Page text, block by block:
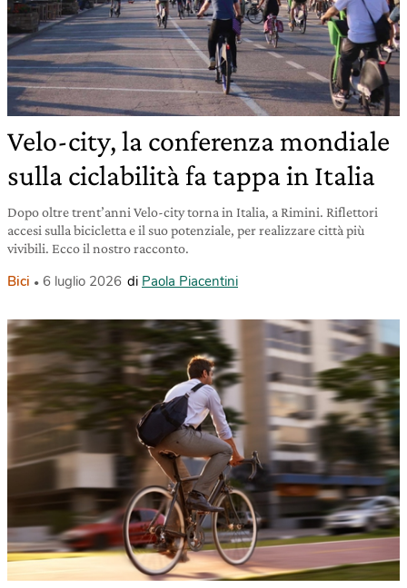
Velo-city, la conferenza mondiale
sulla ciclabilità fa tappa in Italia
Dopo oltre trent’anni Velo-city torna in Italia, a Rimini. Riflettori
accesi sulla bicicletta e il suo potenziale, per realizzare città più
vivibili. Ecco il nostro racconto.
Bici 6 luglio 2026 di Paola Piacentini